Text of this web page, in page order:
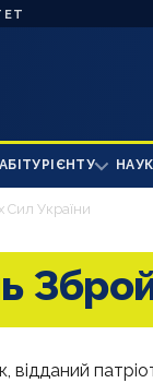
АБІТУРІЄНТУ
Сил України
відданий